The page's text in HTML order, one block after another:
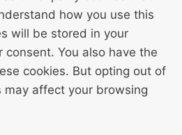
how you use this
will be stored in your
You also have the
cookies. But opting out of
may affect your browsing